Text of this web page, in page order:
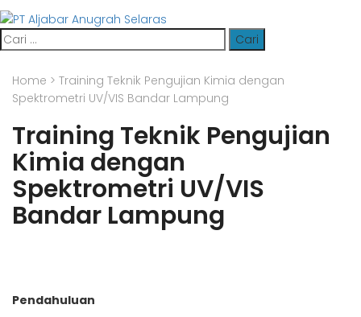
Cari
untuk:
Home > Training Teknik Pengujian Kimia dengan
Spektrometri UV/VIS Bandar Lampung
Training Teknik Pengujian
Kimia dengan
Spektrometri UV/VIS
Bandar Lampung
Pendahuluan